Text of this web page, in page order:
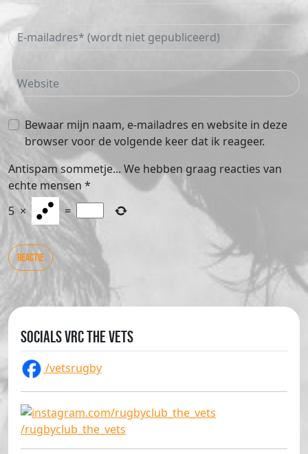
Bewaar mijn naam, e-mailadres en website in deze
browser voor de volgende keer dat ik reageer.
Antispam sommetje... We hebben graag reacties van
echte mensen *
5 × =
Socials VRC The Vets
/vetsrugby
/rugbyclub_the_vets